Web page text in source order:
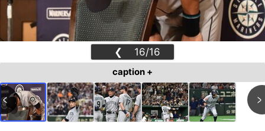
❮
16/16
❯
caption +